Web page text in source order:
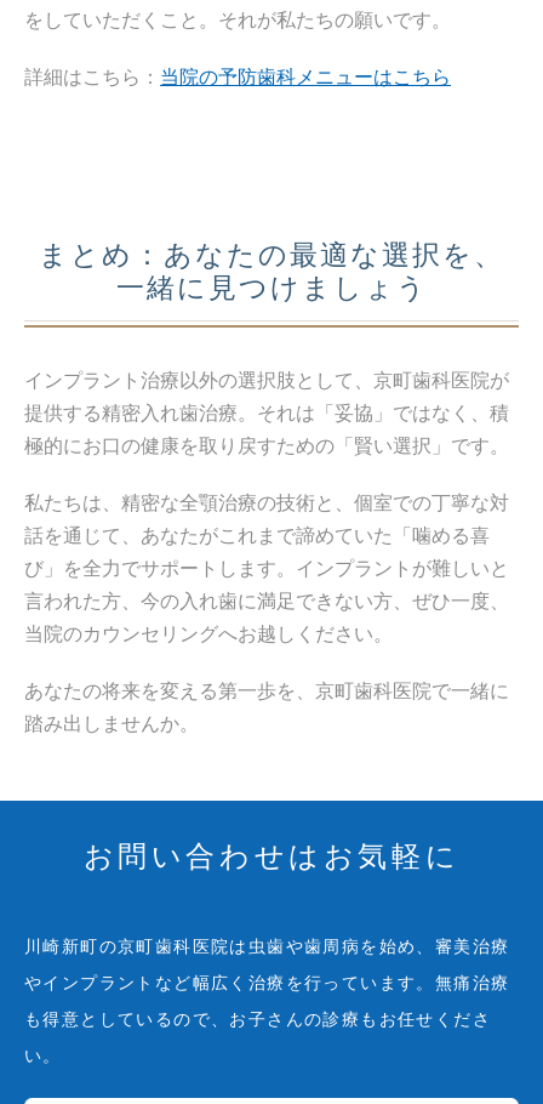
をしていただくこと。それが私たちの願いです。
詳細はこちら： 当院の予防歯科メニューはこちら
まとめ：あなたの最適な選択を、
一緒に見つけましょう
インプラント治療以外の選択肢として、京町歯科医院が
提供する精密入れ歯治療。それは「妥協」ではなく、積
極的にお口の健康を取り戻すための「賢い選択」です。
私たちは、精密な全顎治療の技術と、個室での丁寧な対
話を通じて、あなたがこれまで諦めていた「噛める喜
び」を全力でサポートします。インプラントが難しいと
言われた方、今の入れ歯に満足できない方、ぜひ一度、
当院のカウンセリングへお越しください。
あなたの将来を変える第一歩を、京町歯科医院で一緒に
踏み出しませんか。
お問い合わせはお気軽に
川崎新町の京町歯科医院は虫歯や歯周病を始め、審美治療
やインプラントなど幅広く治療を行っています。無痛治療
も得意としているので、お子さんの診療もお任せくださ
い。